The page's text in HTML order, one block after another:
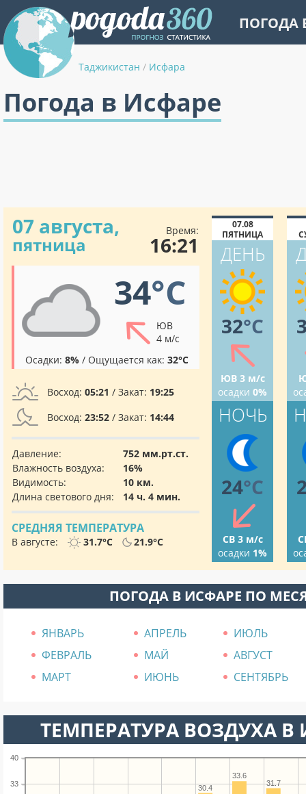
ПОГОДА
Таджикистан / Исфара
Погода в Исфаре
07 августа,
пятница
Время:
16:21
34°C
ЮВ
4 м/с
Осадки: 8% / Ощущается как: 32°C
Восход: 05:21 / Закат: 19:25
Восход: 23:52 / Закат: 14:44
Давление:
752 мм.рт.ст.
Влажность воздуха:
16%
Видимость:
10 км.
Длина светового дня:
14 ч. 4 мин.
СРЕДНЯЯ ТЕМПЕРАТУРА
В августе: 31.7°C 21.9°C
07.08
ПЯТНИЦА
ДЕНЬ
32°C
ЮВ 3 м/с
осадки 0%
НОЧЬ
24°C
СВ 3 м/с
осадки 1%
ПОГОДА В ИСФАРЕ ПО
ЯНВАРЬ АПРЕЛЬ
ИЮЛЬ
ФЕВРАЛЬ
МАЙ
АВГУСТ
МАРТ
ИЮНЬ СЕНТЯБРЬ
ТЕМПЕРАТУРА ВОЗДУХА В
33
40
31.7
33.6
30.4